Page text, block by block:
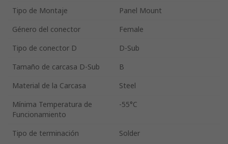
Tipo de Montaje
Panel Mount
Género del conector
Female
Tipo de conector D
D-Sub
Tamaño de carcasa D-Sub
B
Material de la Carcasa
Steel
Mínima Temperatura de
Funcionamiento
-55°C
Tipo de terminación Solder